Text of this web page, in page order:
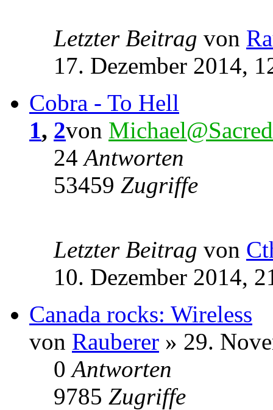
Letzter Beitrag von
17. Dezember 2014,
Cobra - To Hell
1, 2von
24Antworten
53459 Zugriffe
Letzter Beitrag von
10. Dezember 2014,
Canada rocks: Wireless
von Rauberer » 29.
0Antworten
9785 Zugriffe